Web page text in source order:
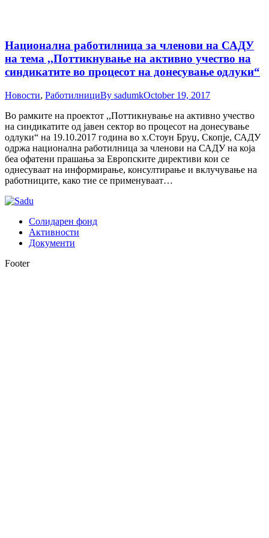
Национална работилница за членови на САДУ
на тема ,,Поттикнување на активно учество на
синдикатите во процесот на донесување одлуки“
Новости, РаботилнициBy sadumkOctober 19, 2017
Во рамките на проектот ,,Поттикнување на активно учество
на синдикатите од јавен сектор во процесот на донесување
одлуки“ на 19.10.2017 година во х.Стоун Бруџ, Скопје, САДУ
одржа национална работилница за членови на САДУ на која
беа офатени прашања за Европските директиви кои се
однесуваат на информирање, консултирање и вклучување на
работниците, како тие се применуваат…
Солидарен фонд
Активности
Документи
Footer